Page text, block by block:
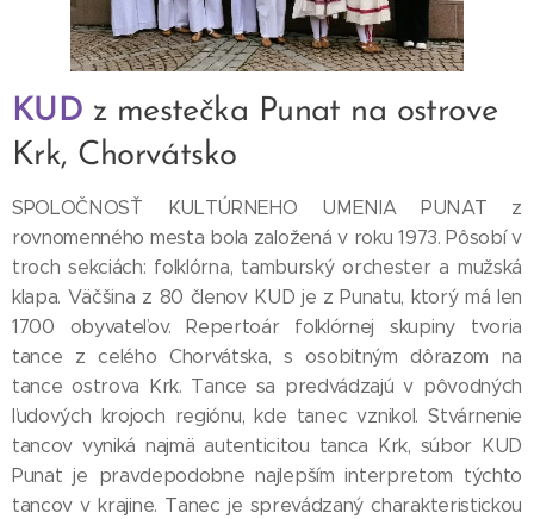
KUD z mestečka Punat na ostrove
Krk, Chorvátsko
SPOLOČNOSŤ KULTÚRNEHO UMENIA PUNAT z
rovnomenného mesta bola založená v roku 1973. Pôsobí v
troch sekciách: folklórna, tamburský orchester a mužská
klapa. Väčšina z 80 členov KUD je z Punatu, ktorý má len
1700 obyvateľov. Repertoár folklórnej skupiny tvoria
tance z celého Chorvátska, s osobitným dôrazom na
tance ostrova Krk. Tance sa predvádzajú v pôvodných
ľudových krojoch regiónu, kde tanec vznikol. Stvárnenie
tancov vyniká najmä autenticitou tanca Krk, súbor KUD
Punat je pravdepodobne najlepším interpretom týchto
tancov v krajine. Tanec je sprevádzaný charakteristickou